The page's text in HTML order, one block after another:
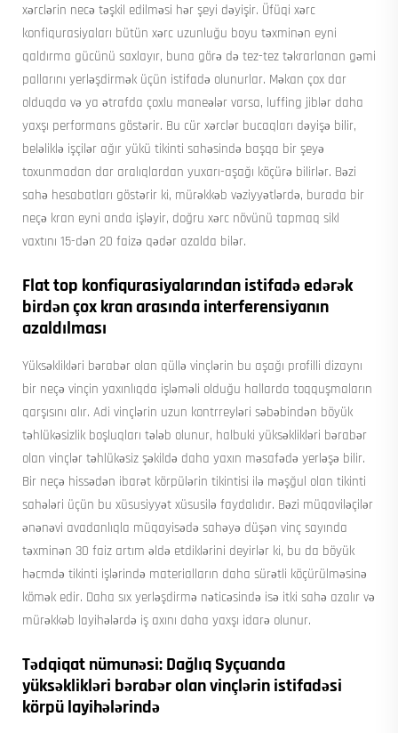
xərclərin necə təşkil edilməsi hər şeyi dəyişir. Üfüqi xərc
konfiqurasiyaları bütün xərc uzunluğu boyu təxminən eyni
qaldırma gücünü saxlayır, buna görə də tez-tez təkrarlanan gəmi
pallarını yerləşdirmək üçün istifadə olunurlar. Məkan çox dar
olduqda və ya ətrafda çoxlu maneələr varsa, luffing jiblər daha
yaxşı performans göstərir. Bu cür xərclər bucaqları dəyişə bilir,
beləliklə işçilər ağır yükü tikinti sahəsində başqa bir şeyə
toxunmadan dar aralıqlardan yuxarı-aşağı köçürə bilirlər. Bəzi
sahə hesabatları göstərir ki, mürəkkəb vəziyyətlərdə, burada bir
neçə kran eyni anda işləyir, doğru xərc növünü tapmaq sikl
vaxtını 15-dən 20 faizə qədər azalda bilər.
Flat top konfiqurasiyalarından istifadə edərək
birdən çox kran arasında interferensiyanın
azaldılması
Yüksəklikləri bərabər olan qüllə vinçlərin bu aşağı profilli dizaynı
bir neçə vinçin yaxınlıqda işləməli olduğu hallarda toqquşmaların
qarşısını alır. Adi vinçlərin uzun kontrreyləri səbəbindən böyük
təhlükəsizlik boşluqları tələb olunur, halbuki yüksəklikləri bərabər
olan vinçlər təhlükəsiz şəkildə daha yaxın məsafədə yerləşə bilir.
Bir neçə hissədən ibarət körpülərin tikintisi ilə məşğul olan tikinti
sahələri üçün bu xüsusiyyət xüsusilə faydalıdır. Bəzi müqaviləçilər
ənənəvi avadanlıqla müqayisədə sahəyə düşən vinç sayında
təxminən 30 faiz artım əldə etdiklərini deyirlər ki, bu da böyük
həcmdə tikinti işlərində materialların daha sürətli köçürülməsinə
kömək edir. Daha sıx yerləşdirmə nəticəsində isə itki sahə azalır və
mürəkkəb layihələrdə iş axını daha yaxşı idarə olunur.
Tədqiqat nümunəsi: Dağlıq Syçuanda
yüksəklikləri bərabər olan vinçlərin istifadəsi
körpü layihələrində